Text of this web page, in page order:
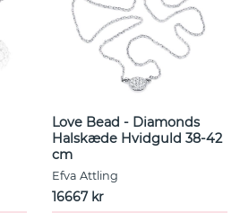
Love Bead - Diamonds
Halskæde Hvidguld 38-42
cm
Efva Attling
16667 kr